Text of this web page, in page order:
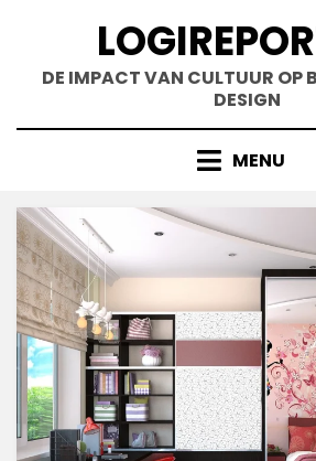
inhoudDE IMPACT VAN CULTUUR OP
DESIGN
MENU